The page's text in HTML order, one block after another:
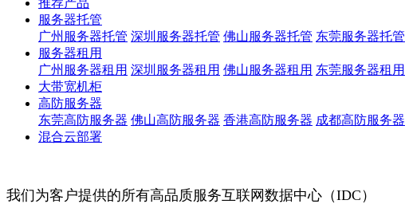
服务器托管
广州服务器托管 深圳服务器托管 佛山服务器托管 东莞服务器托管
服务器租用
广州服务器租用 深圳服务器租用 佛山服务器租用 东莞服务器租用
大带宽机柜
高防服务器
东莞高防服务器 佛山高防服务器 香港高防服务器 成都高防服务器
混合云部署
我们为客户提供的所有高品质服务互联网数据中心（IDC）